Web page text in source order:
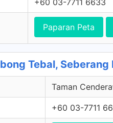
+60 03-7711 6633
Paparan Peta
Tebal,
Taman
+60 03-7711